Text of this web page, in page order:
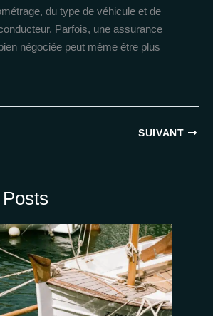
du type de véhicule et de
Parfois, une assurance
négociée peut même être plus
SUIVANT